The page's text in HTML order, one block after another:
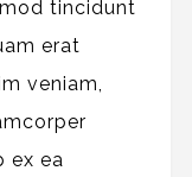
tincidunt
erat
veniam,
ex ea